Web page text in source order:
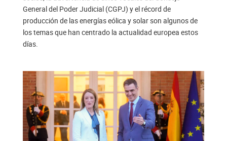
General del Poder Judicial (CGPJ) y el récord de
producción de las energías eólica y solar son algunos de
los temas que han centrado la actualidad europea estos
días.